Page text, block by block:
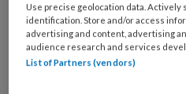
Use precise geolocation data.
identification. Store and/or access
advertising and content, advertising
audience research and services
List of Partners (vendors)